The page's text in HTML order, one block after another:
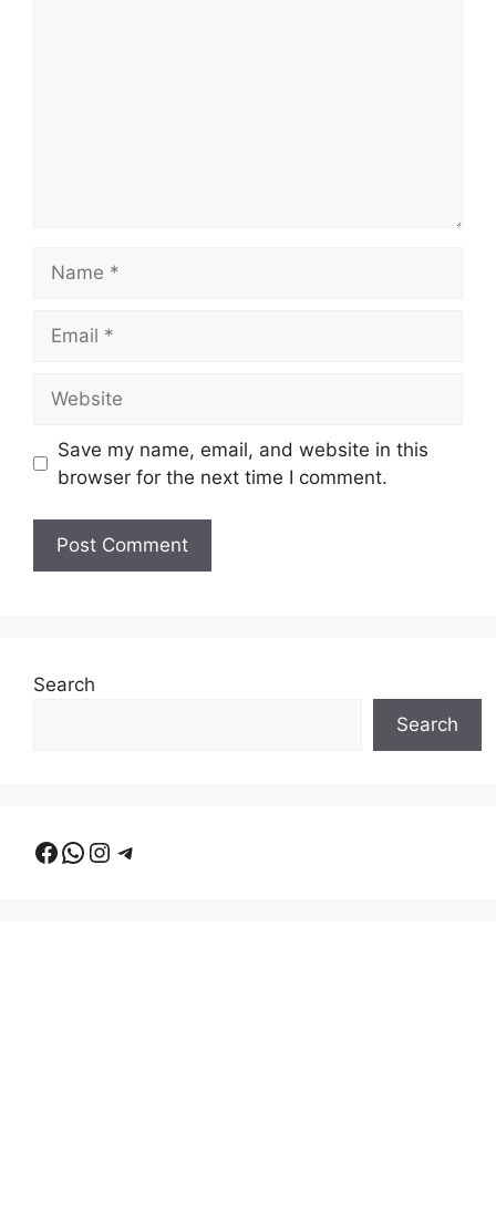
Save my name, email, and website in this
browser for the next time I comment.
Search
Search
Facebook
WhatsApp
Instagram
Telegram